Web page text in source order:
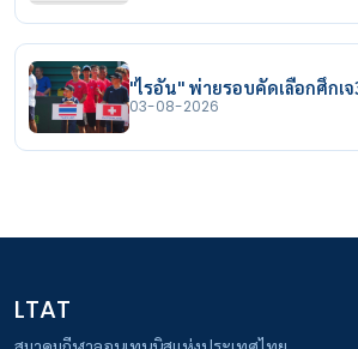
"ไรอัน" พ่ายรอบคัดเลือกศึกเ
03-08-2026
LTAT